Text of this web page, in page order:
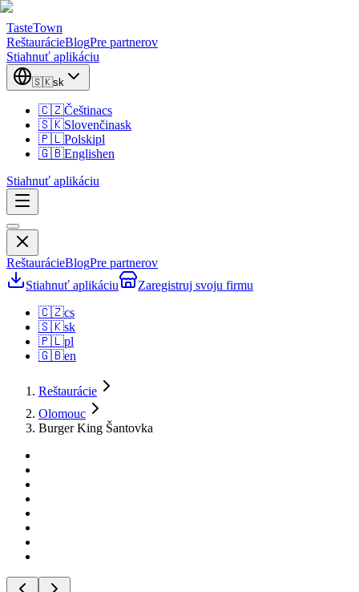
TasteTown
ReštaurácieBlogPre partnerov
Stiahnuť aplikáciu
🇸🇰sk
🇨🇿Češtinacs
🇸🇰Slovenčinask
🇵🇱Polskipl
🇬🇧Englishen
Stiahnuť aplikáciu
ReštaurácieBlogPre partnerov
Stiahnuť aplikáciu
Zaregistruj svoju firmu
🇨🇿cs
🇸🇰sk
🇵🇱pl
🇬🇧en
Reštaurácie
Olomouc
Burger King Šantovka